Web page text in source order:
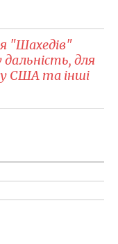
"Шахедів"
для
США та інші